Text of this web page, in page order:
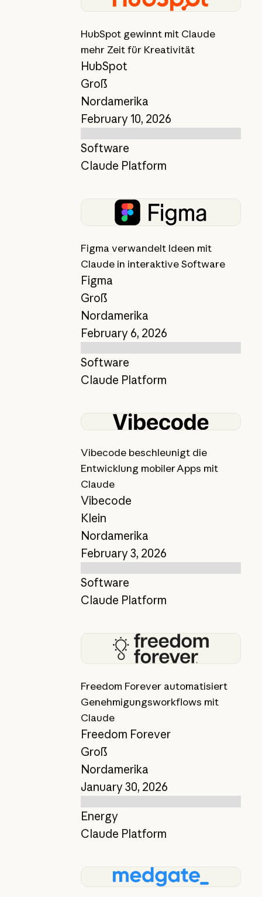
HubSpot gewinnt mit Claude
mehr Zeit für Kreativität
HubSpot
Groß
Nordamerika
February 10, 2026
Software
Claude Platform
Bericht anzeigen
Figma verwandelt Ideen mit
Claude in interaktive Software
Figma
Groß
Nordamerika
February 6, 2026
Software
Claude Platform
Bericht anzeigen
Vibecode beschleunigt die
Entwicklung mobiler Apps mit
Claude
Vibecode
Klein
Nordamerika
February 3, 2026
Software
Claude Platform
Bericht anzeigen
Freedom Forever automatisiert
Genehmigungsworkflows mit
Claude
Freedom Forever
Groß
Nordamerika
January 30, 2026
Energy
Claude Platform
Bericht anzeigen